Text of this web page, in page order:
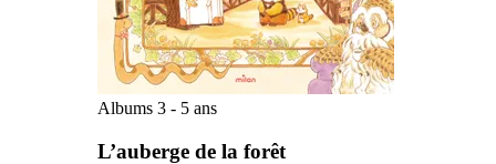
Albums 3 - 5 ans
L’auberge de la forêt